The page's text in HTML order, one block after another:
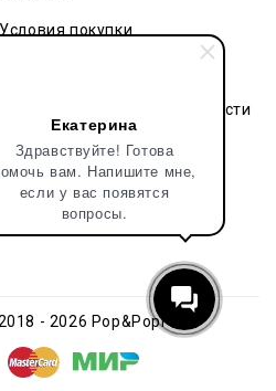
Екатерина
Здравствуйте! Готова
вам. Напишите мне,
если у вас появятся
вопросы.
Условия покупки
Политика конфиденциальности
Труда, 91 БЦ Гардероб
Тернопольская , д. 6
- 2026 Pop&Popl